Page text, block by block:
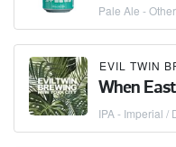
Pale Ale - Other
EVIL TWIN
When
IPA - Imperial /